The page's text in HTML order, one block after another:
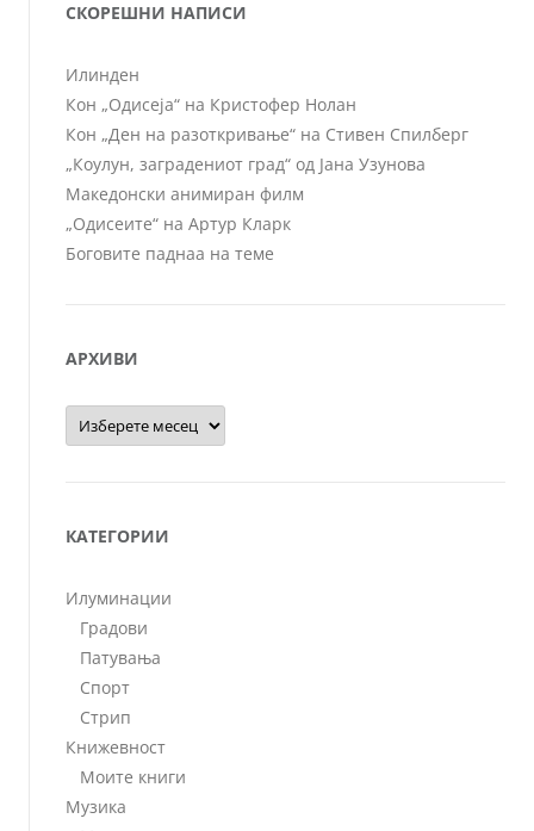
СКОРЕШНИ НАПИСИ
Илинден
Кон „Одисеја“ на Кристофер Нолан
Кон „Ден на разоткривање“ на Стивен Спилберг
„Коулун, заградениот град“ од Јана Узунова
Македонски анимиран филм
„Одисеите“ на Артур Кларк
Боговите паднаа на теме
АРХИВИ
Архиви
КАТЕГОРИИ
Илуминации
Градови
Патувања
Спорт
Стрип
Книжевност
Моите книги
Музика